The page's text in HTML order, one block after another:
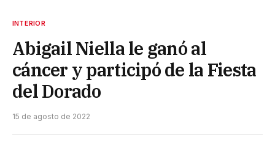
INTERIOR
Abigail Niella le ganó al
cáncer y participó de la Fiesta
del Dorado
15 de agosto de 2022